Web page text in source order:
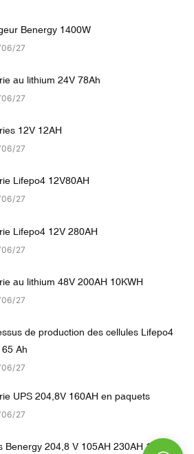
Benergy 1400W
06 27
au lithium 24V 78Ah
06 27
12V 12AH
06 27
Lifepo4 12V80AH
06 27
Lifepo4 12V 280AH
06 27
au lithium 48V 200AH 10KWH
06 27
de production des cellules Lifepo4
Ah
06 27
UPS 204,8V 160AH en paquets
06 27
Benergy 204,8 V 105AH 230AH 160AH